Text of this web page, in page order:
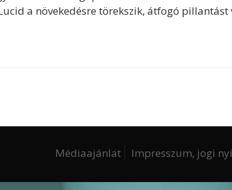
a növekedésre törekszik, átfogó pillantást
Médiaajánlat Impresszum, jogi